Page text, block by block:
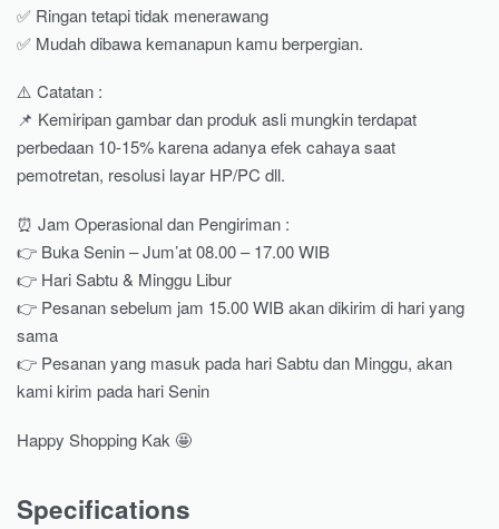
✅ Ringan tetapi tidak menerawang
✅ Mudah dibawa kemanapun kamu berpergian.
⚠️ Catatan :
📌 Kemiripan gambar dan produk asli mungkin terdapat
perbedaan 10-15% karena adanya efek cahaya saat
pemotretan, resolusi layar HP/PC dll.
⏰ Jam Operasional dan Pengiriman :
👉 Buka Senin – Jum’at 08.00 – 17.00 WIB
👉 Hari Sabtu & Minggu Libur
👉 Pesanan sebelum jam 15.00 WIB akan dikirim di hari yang
sama
👉 Pesanan yang masuk pada hari Sabtu dan Minggu, akan
kami kirim pada hari Senin
Happy Shopping Kak 🤩
Specifications